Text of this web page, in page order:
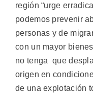
región “urge
podemos prevenir
personas y de
con un mayor
no tenga que
origen en
de una explotación